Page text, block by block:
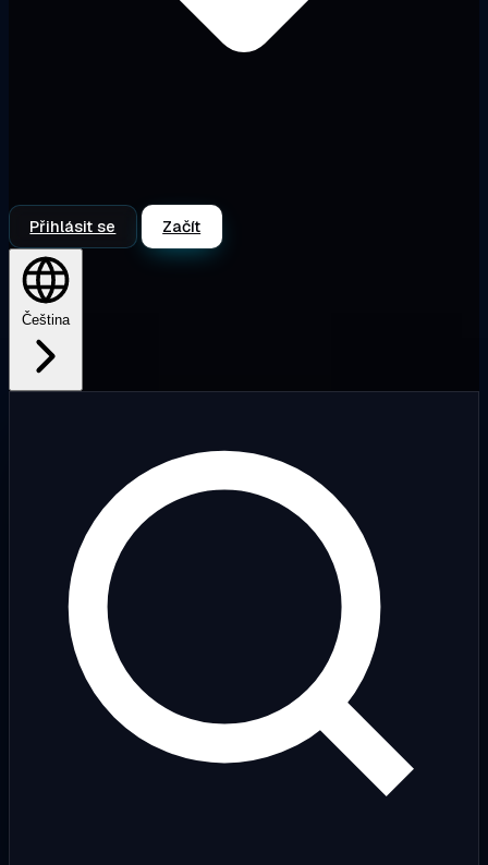
Přihlásit se Začít
Čeština